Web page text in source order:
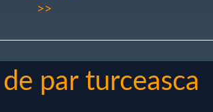
>>
par turceasca